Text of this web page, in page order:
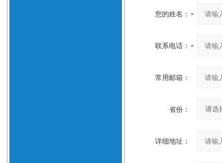
您的姓名：
联系电话：
常用邮箱：
省份：
详细地址：